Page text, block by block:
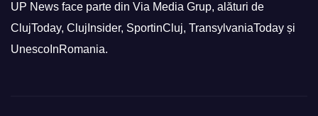
UP News face parte din Via Media Grup, alături de
ClujToday, ClujInsider, SportinCluj, TransylvaniaToday și
UnescoInRomania.